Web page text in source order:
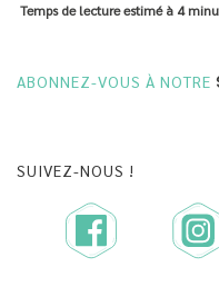
Temps de lecture estimé à 4
ABONNEZ-VOUS À NOTRE
SUIVEZ-NOUS !